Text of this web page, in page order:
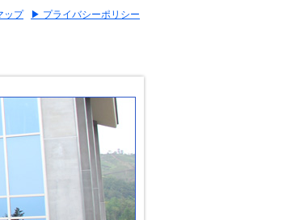
ップ ▶ プライバシーポリシー